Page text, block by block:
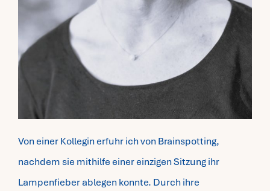
Von einer Kollegin erfuhr ich von Brainspotting,
nachdem sie mithilfe einer einzigen Sitzung ihr
Lampenfieber ablegen konnte. Durch ihre